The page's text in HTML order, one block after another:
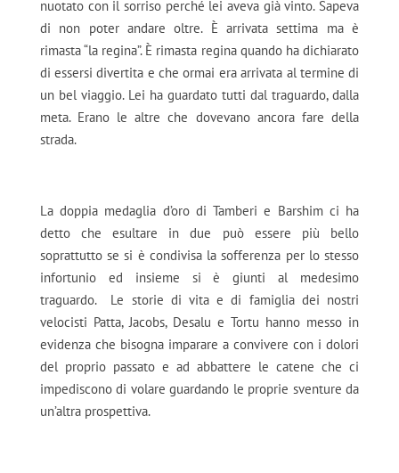
nuotato con il sorriso perché lei aveva già vinto. Sapeva
di non poter andare oltre. È arrivata settima ma è
rimasta “la regina”. È rimasta regina quando ha dichiarato
di essersi divertita e che ormai era arrivata al termine di
un bel viaggio. Lei ha guardato tutti dal traguardo, dalla
meta. Erano le altre che dovevano ancora fare della
strada.
La doppia medaglia d’oro di Tamberi e Barshim ci ha
detto che esultare in due può essere più bello
soprattutto se si è condivisa la sofferenza per lo stesso
infortunio ed insieme si è giunti al medesimo
traguardo. Le storie di vita e di famiglia dei nostri
velocisti Patta, Jacobs, Desalu e Tortu hanno messo in
evidenza che bisogna imparare a convivere con i dolori
del proprio passato e ad abbattere le catene che ci
impediscono di volare guardando le proprie sventure da
un’altra prospettiva.